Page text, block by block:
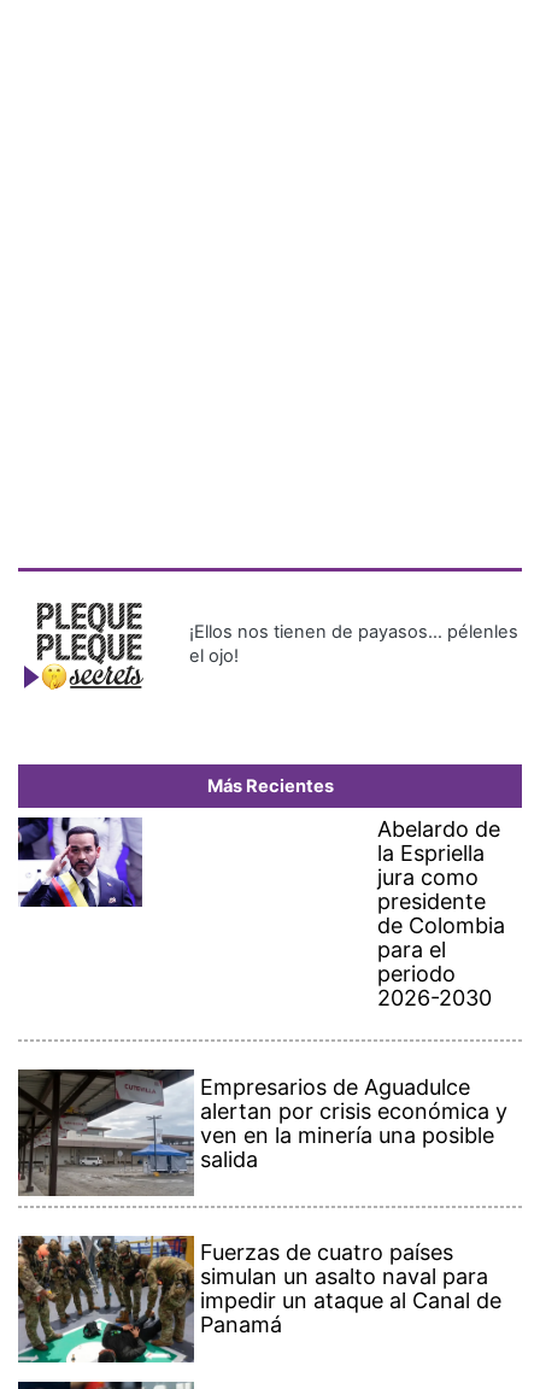
¡Ellos nos tienen de payasos… pélenles
el ojo!
Más Recientes
Abelardo de
la Espriella
jura como
presidente
de Colombia
para el
periodo
2026-2030
Empresarios de Aguadulce
alertan por crisis económica y
ven en la minería una posible
salida
Fuerzas de cuatro países
simulan un asalto naval para
impedir un ataque al Canal de
Panamá